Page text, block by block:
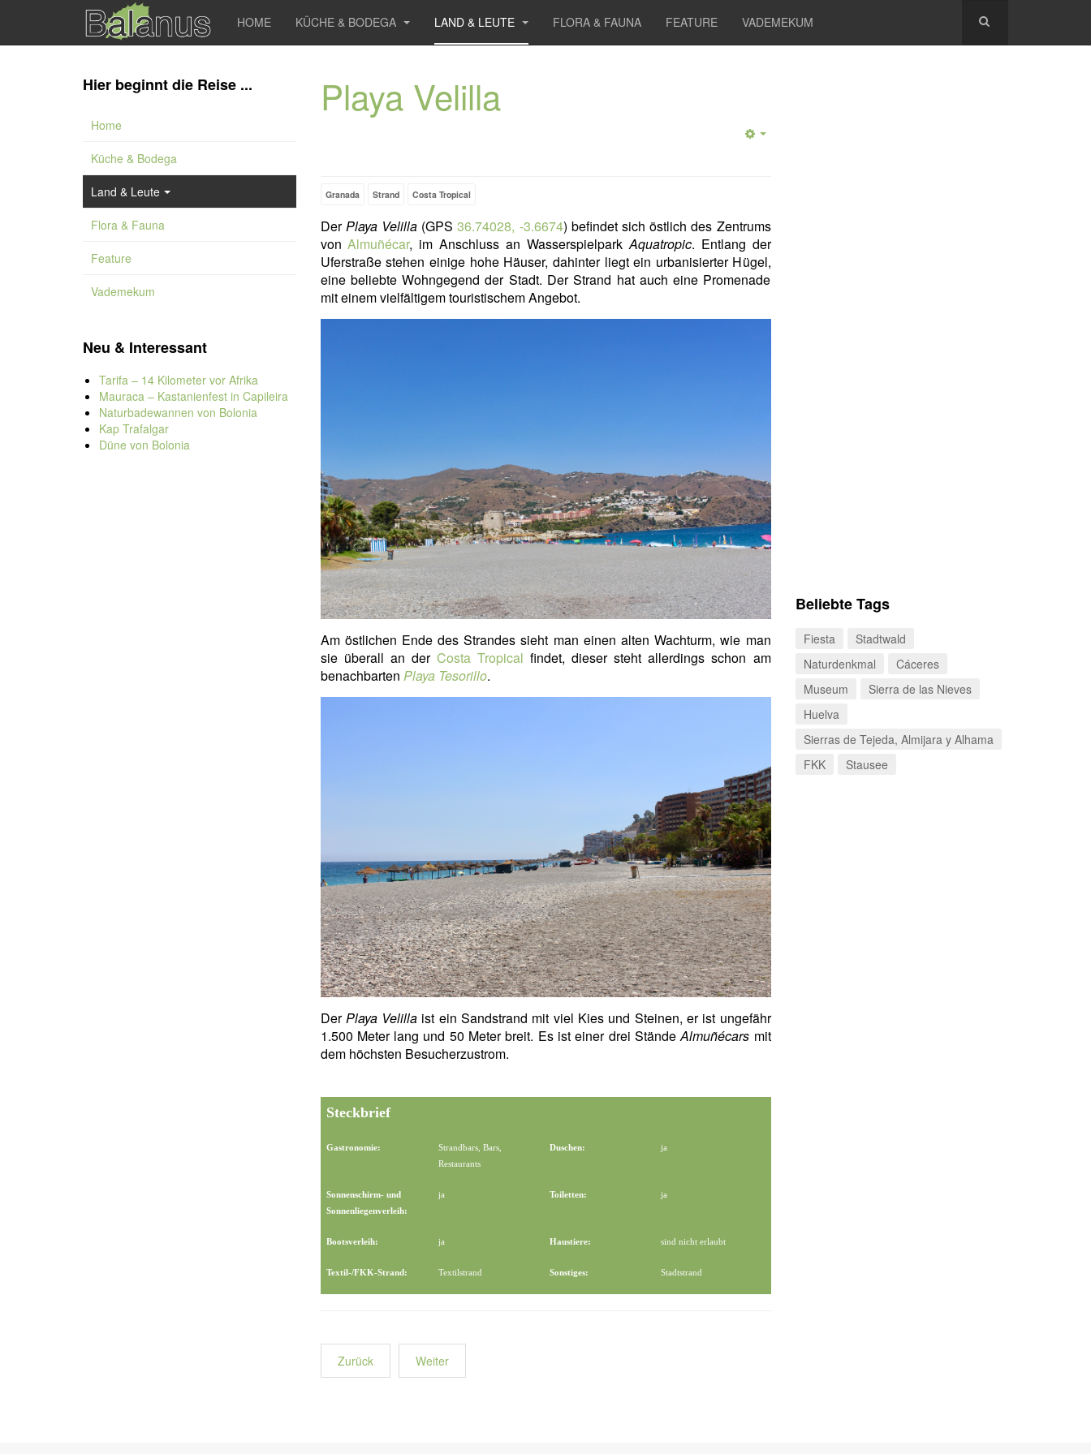
HOME KÜCHE & BODEGA LAND & LEUTE FLORA & FAUNA FEATURE VADEMEKUM
Playa Velilla
Granada Strand Costa Tropical
DerPlaya Velilla (GPS36.74028, -3.6674) befindet sich östlich des Zentrums
vonAlmuñécar, im Anschluss an WasserspielparkAquatropic. Entlang der
Uferstraße stehen einige hohe Häuser, dahinter liegt ein urbanisierter Hügel,
eine beliebte Wohngegend der Stadt. Der Strand hat auch eine Promenade
mit einem vielfältigem touristischem Angebot.
Am östlichen Ende des Strandes sieht man einen alten Wachturm, wie man
sie überall an der Costa Tropical findet, dieser steht allerdings schon am
benachbarten Playa Tesorillo.
DerPlaya Velilla ist ein Sandstrand mit viel Kies und Steinen, er ist ungefähr
1.500 Meter lang und 50 Meter breit. Es ist einer drei StändeAlmuñécars mit
dem höchsten Besucherzustrom.
Steckbrief
Gastronomie:
Strandbars, Bars,
Restaurants
Duschen: ja
Sonnenschirm- und
Sonnenliegenverleih:
ja Toiletten: ja
Bootsverleih: ja Haustiere: sind nicht erlaubt
Textil-/FKK-Strand: Textilstrand Sonstiges: Stadtstrand
Zurück Weiter
Hier beginnt die Reise ...
Home
Küche & Bodega
Land & Leute
Flora & Fauna
Feature
Vademekum
Neu & Interessant
Tarifa – 14 Kilometer vor Afrika
Mauraca – Kastanienfest in Capileira
Naturbadewannen von Bolonia
Kap Trafalgar
Düne von Bolonia
Beliebte Tags
Fiesta
Stadtwald
Naturdenkmal
Cáceres
Museum
Sierra de las Nieves
Huelva
Sierras de Tejeda, Almijara y Alhama
FKK
Stausee